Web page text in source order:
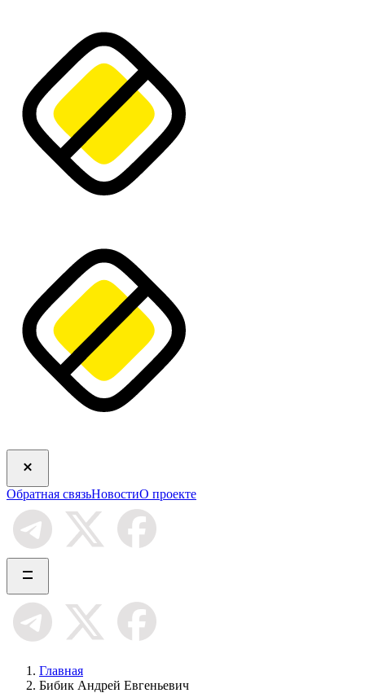
Обратная связьНовостиО проекте
Главная
Бибик Андрей Евгеньевич